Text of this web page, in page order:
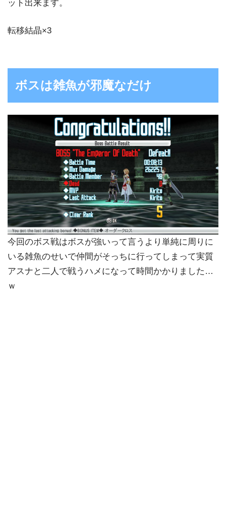
ット出来ます。
転移結晶×3
ボスは雑魚が邪魔なだけ
今回のボス戦はボスが強いって言うより単純に周りに
いる雑魚のせいで仲間がそっちに行ってしまって実質
アスナと二人で戦うハメになって時間かかりました…
ｗ